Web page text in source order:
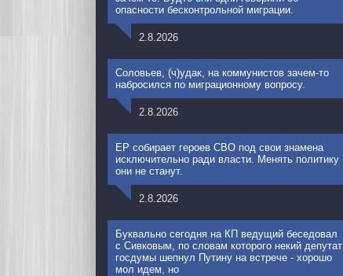
опасности бесконтрольной миграции.
2.8.2026
Соловьев, (ч)удак, на коммунистов зачем-то
набросился по миграционному вопросу.
2.8.2026
ЕР собирает героев СВО под свои знамена
исключительно ради власти. Менять политику
они не станут.
2.8.2026
Буквально сегодня на КП ведущий беседовал
с Сивковым, по словам которого некий депутат
госдумы шепнул Путину на встрече - хорошо
мол идем, но